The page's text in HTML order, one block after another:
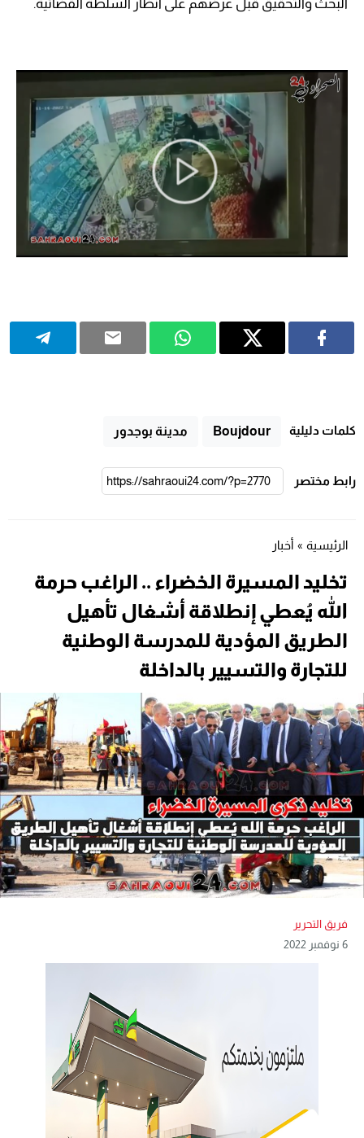
البحث والتحقيق قبل عرضهم على أنظار السلطة القضائية.
كلمات دليلية Boujdour مدينة بوجدور
رابط مختصر
الرئيسية » أخبار
تخليد المسيرة الخضراء .. الراغب حرمة
الله يُعطي إنطلاقة أشغال تأهيل
الطريق المؤدية للمدرسة الوطنية
للتجارة والتسيير بالداخلة
فريق التحرير
6 نوفمبر 2022